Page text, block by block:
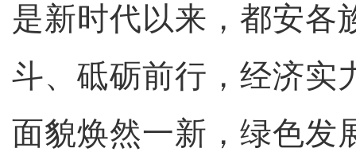
是新时代以来，都安各
斗、砥砺前行，经济实
面貌焕然一新，绿色发